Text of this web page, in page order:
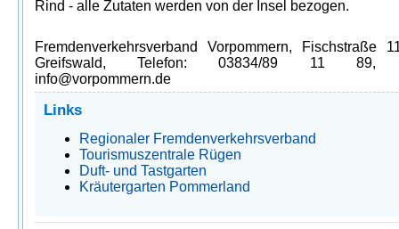
Rind - alle Zutaten werden von der Insel bezogen.
Fremdenverkehrsverband Vorpommern, Fischstraße
Greifswald, Telefon: 03834/89 11 89,
info@vorpommern.de
Links
Regionaler Fremdenverkehrsverband
Tourismuszentrale Rügen
Duft- und Tastgarten
Kräutergarten Pommerland